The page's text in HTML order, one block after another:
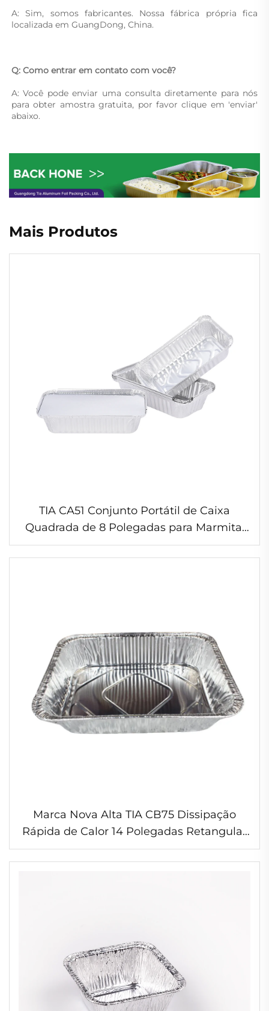
A: Sim, somos fabricantes. Nossa fábrica própria fica
localizada em GuangDong, China.
Q: Como entrar em contato com você?
A: Você pode enviar uma consulta diretamente para nós
para obter amostra gratuita, por favor clique em 'enviar'
abaixo.
Mais Produtos
TIA CA51 Conjunto Portátil de Caixa
Quadrada de 8 Polegadas para Marmita,
Recipiente de Folha de Alumínio com 4
Divisões para Armazenamento de
Marca Nova Alta TIA CB75 Dissipação
Rápida de Calor 14 Polegadas Retangular
Disco Grau Armazenamento Empilhável
Recipiente de Folha de Alumínio 200ml